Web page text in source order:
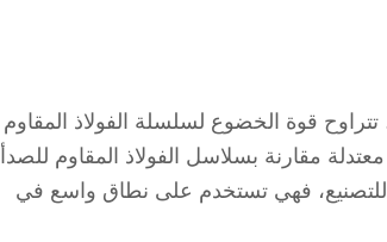
قوة الخضوع لسلسلة الفولاذ المقاوم
ميجا باسكال، وهي معتدلة مقارنة بسلاسل الفولاذ المقاوم للصدأ
للتصنيع، فهي تستخدم على نطاق واسع في